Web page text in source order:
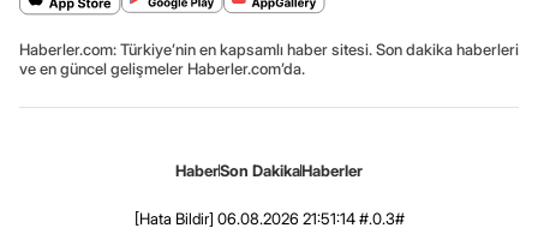
Haberler.com: Türkiye’nin en kapsamlı haber sitesi. Son dakika haberleri
ve en güncel gelişmeler Haberler.com’da.
HaberSon DakikaHaberler
[Hata Bildir] 06.08.2026 21:51:14 #.0.3#